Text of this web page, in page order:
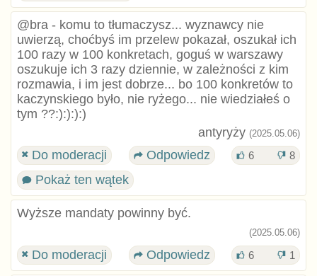
@bra - komu to tłumaczysz... wyznawcy nie
uwierzą, choćbyś im przelew pokazał, oszukał ich
100 razy w 100 konkretach, goguś w warszawy
oszukuje ich 3 razy dziennie, w zależności z kim
rozmawia, i im jest dobrze... bo 100 konkretów to
kaczynskiego było, nie ryżego... nie wiedziałeś o
tym ??:):):):)
antyryży (2025.05.06)
Do moderacji Odpowiedz 6 8
Pokaż ten wątek
Wyższe mandaty powinny być.
(2025.05.06)
Do moderacji Odpowiedz 6 1